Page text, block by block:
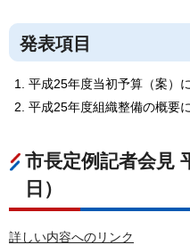
発表項目
平成25年度当初予算（案）
平成25年度組織整備の概要
市長定例記者会見
日）
詳しい内容へのリンク